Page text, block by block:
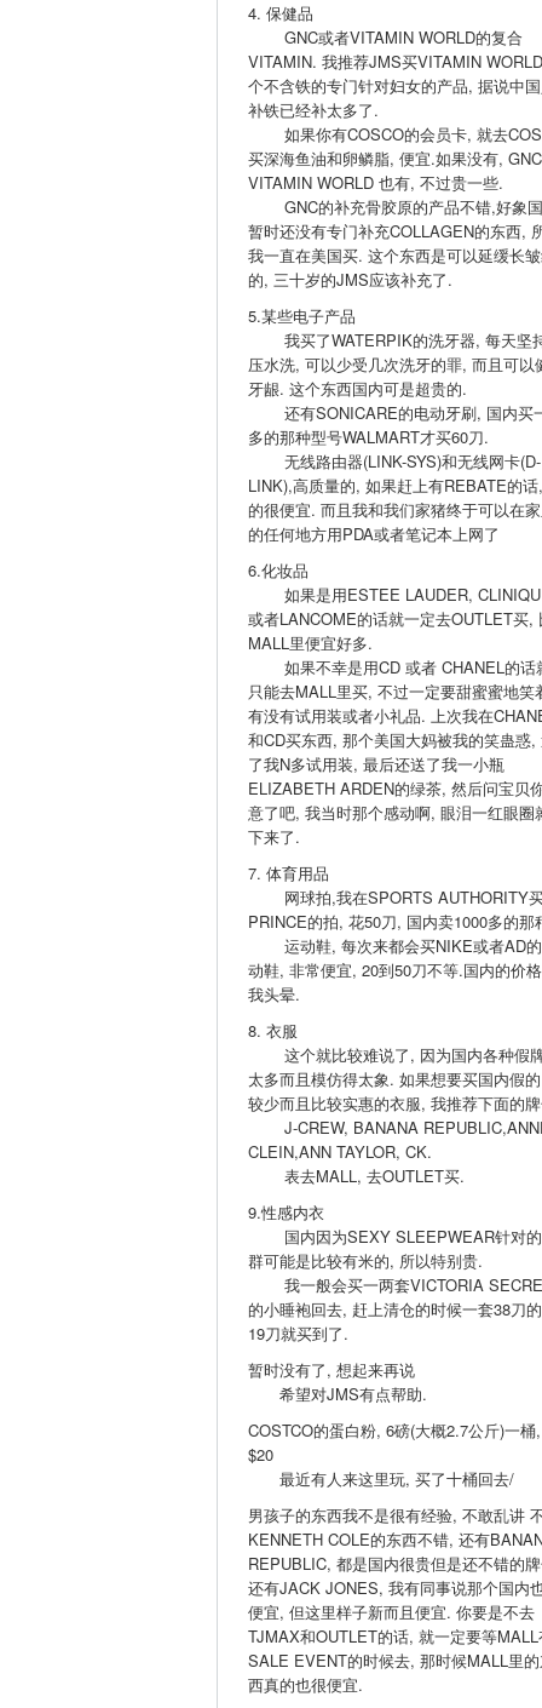
4. 保健品
GNC或者VITAMIN WORLD的复合
VITAMIN. 我推荐JMS买VITAMIN
个不含铁的专门针对妇女的产品, 据说中
补铁已经补太多了.
如果你有COSCO的会员卡, 就去
买深海鱼油和卵鳞脂, 便宜.如果没有,
VITAMIN WORLD 也有, 不过贵一些.
GNC的补充骨胶原的产品不错,好象
暂时还没有专门补充COLLAGEN的东西,
我一直在美国买. 这个东西是可以延缓长
的, 三十岁的JMS应该补充了.
5.某些电子产品
我买了WATERPIK的洗牙器, 每天坚
压水洗, 可以少受几次洗牙的罪, 而且可以
牙龈. 这个东西国内可是超贵的.
还有SONICARE的电动牙刷, 国内买
多的那种型号WALMART才买60刀.
无线路由器(LINK-SYS)和无线网卡(D-
LINK),高质量的, 如果赶上有REBATE的
的很便宜. 而且我和我们家猪终于可以在
的任何地方用PDA或者笔记本上网了
6.化妆品
如果是用ESTEE LAUDER,
或者LANCOME的话就一定去OUTLET买,
MALL里便宜好多.
如果不幸是用CD 或者 CHANEL的话
只能去MALL里买, 不过一定要甜蜜蜜地笑
有没有试用装或者小礼品. 上次我在
和CD买东西, 那个美国大妈被我的笑蛊惑,
了我N多试用装, 最后还送了我一小瓶
ELIZABETH ARDEN的绿茶, 然后问宝贝
意了吧, 我当时那个感动啊, 眼泪一红眼圈
下来了.
7. 体育用品
网球拍,我在SPORTS AUTHORITY
PRINCE的拍, 花50刀, 国内卖1000多的那
运动鞋, 每次来都会买NIKE或者AD
动鞋, 非常便宜, 20到50刀不等.国内的价
我头晕.
8. 衣服
这个就比较难说了, 因为国内各种假
太多而且模仿得太象. 如果想要买国内假
较少而且比较实惠的衣服, 我推荐下面的
J-CREW, BANANA
CLEIN,ANN TAYLOR, CK.
表去MALL, 去OUTLET买.
9.性感内衣
国内因为SEXY SLEEPWEAR针对
群可能是比较有米的, 所以特别贵.
我一般会买一两套VICTORIA
的小睡袍回去, 赶上清仓的时候一套38刀
19刀就买到了.
暂时没有了, 想起来再说
希望对JMS有点帮助.
COSTCO的蛋白粉, 6磅(大概2.7公斤)一桶,
$20
最近有人来这里玩, 买了十桶回去/
男孩子的东西我不是很有经验, 不敢乱讲
KENNETH COLE的东西不错, 还有
REPUBLIC, 都是国内很贵但是还不错的
还有JACK JONES, 我有同事说那个国内
便宜, 但这里样子新而且便宜. 你要是不去
TJMAX和OUTLET的话, 就一定要等
SALE EVENT的时候去, 那时候MALL里
西真的也很便宜.